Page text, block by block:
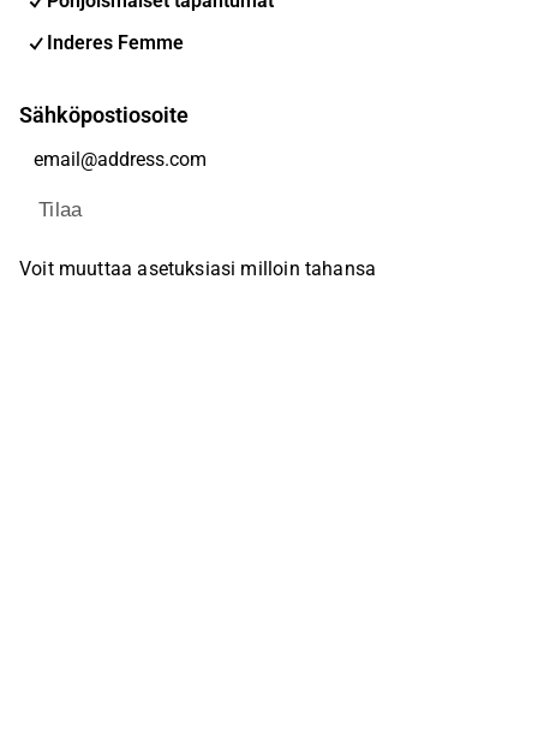
Inderes Femme
Sähköpostiosoite
Tilaa
Voit muuttaa asetuksiasi milloin tahansa